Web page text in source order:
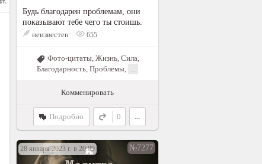
Будь благодарен проблемам, они
показывают тебе чего ты стоишь.
неизвестен
655
Фото-цитаты, Жизнь, Сила
Благодарность Проблемы
Комменировать
Подробно 0 ...
28 января 2023 г. в 20:09 №7277